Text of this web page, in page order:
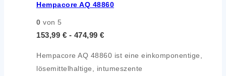
Hempacore AQ 48860
0 von 5
153,99 € - 474,99 €
Hempacore AQ 48860 ist eine einkomponentige,
lösemittelhaltige, intumeszente